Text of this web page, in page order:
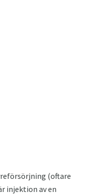
(oftare
injektion av en